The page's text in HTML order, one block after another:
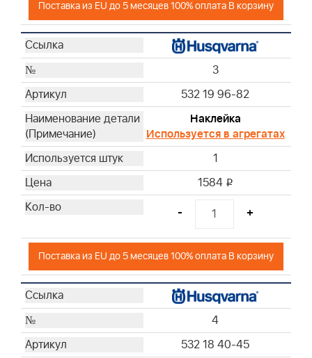
Поставка из EU до 5 месяцев 100% оплата В корзину
3
532 19 96-82
Наклейка
Используется в агрегатах
1
1584 i
- +
Поставка из EU до 5 месяцев 100% оплата В корзину
4
532 18 40-45